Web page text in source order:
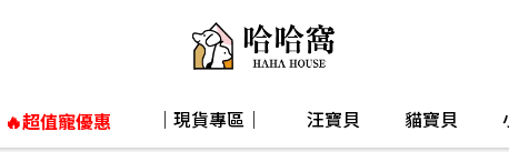
🔥超值寵優惠 ｜現貨專區｜ 汪寶貝 貓寶貝